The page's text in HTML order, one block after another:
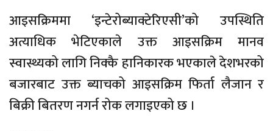
आइसक्रिममा ‘इन्टेरोब्याक्टेरिएसी’को उपस्थिति
अत्याधिक भेटिएकाले उक्त आइसक्रिम मानव
स्वास्थ्यको लागि निक्कै हानिकारक भएकाले देशभरको
बजारबाट उक्त ब्याचको आइसक्रिम फिर्ता लैजान र
बिक्री बितरण नगर्न रोक लगाइएको छ ।